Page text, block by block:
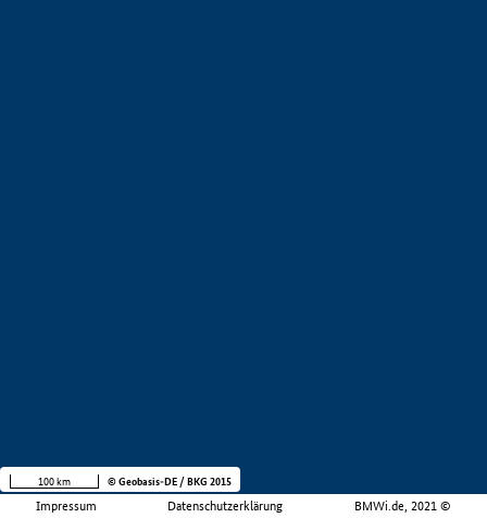
Impressum Datenschutzerklärung BMWi.de, 2021 ©
100 km © Geobasis-DE / BKG 2015